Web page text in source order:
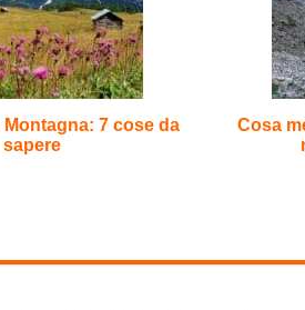
Montagna: 7 cose da
sapere
Cosa